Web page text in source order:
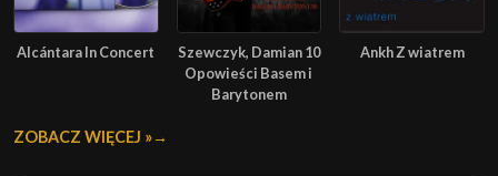
Alcántara In Concert
Szewczyk, Damian 10
Opowieści Basem i
Barytonem
Ankh Z wiatrem
ZOBACZ WIĘCEJ »